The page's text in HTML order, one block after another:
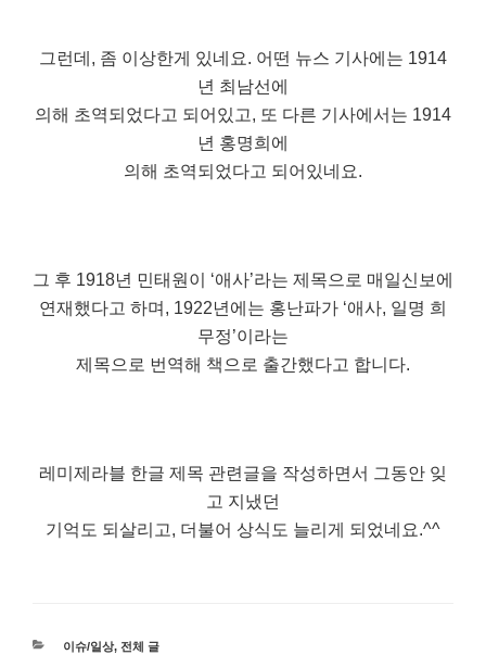
그런데, 좀 이상한게 있네요. 어떤 뉴스 기사에는 1914
년 최남선에
의해 초역되었다고 되어있고, 또 다른 기사에서는 1914
년 홍명희에
의해 초역되었다고 되어있네요.
그 후 1918년 민태원이 ‘애사’라는 제목으로 매일신보에
연재했다고 하며, 1922년에는 홍난파가 ‘애사, 일명 희
무정’이라는
제목으로 번역해 책으로 출간했다고 합니다.
레미제라블 한글 제목 관련글을 작성하면서 그동안 잊
고 지냈던
기억도 되살리고, 더불어 상식도 늘리게 되었네요.^^
카
이슈/일상, 전체 글